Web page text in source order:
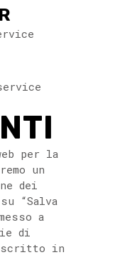
per la
un
dei
“Salva
a
di
in